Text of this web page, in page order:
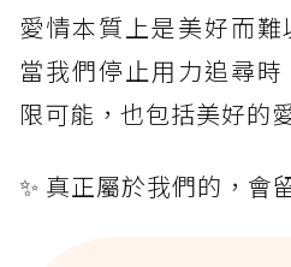
愛情本質上是美好而難
當我們停止用力追尋
限可能，也包括美好的
✨ 真正屬於我們的，會